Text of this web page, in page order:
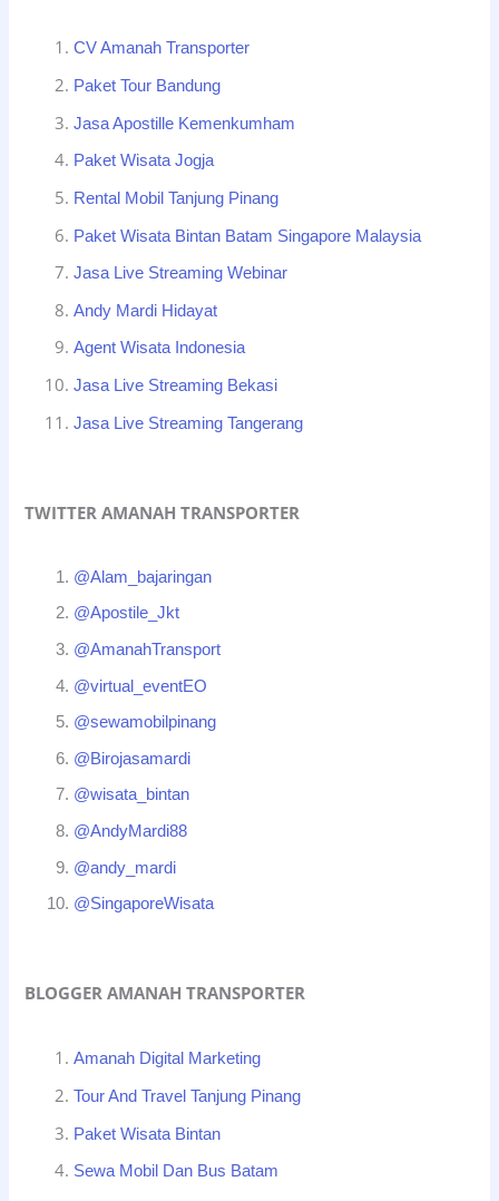
CV Amanah Transporter
Paket Tour Bandung
Jasa Apostille Kemenkumham
Paket Wisata Jogja
Rental Mobil Tanjung Pinang
Paket Wisata Bintan Batam Singapore Malaysia
Jasa Live Streaming Webinar
Andy Mardi Hidayat
Agent Wisata Indonesia
Jasa Live Streaming Bekasi
Jasa Live Streaming Tangerang
TWITTER AMANAH TRANSPORTER
@Alam_bajaringan
@Apostile_Jkt
@AmanahTransport
@virtual_eventEO
@sewamobilpinang
@Birojasamardi
@wisata_bintan
@AndyMardi88
@andy_mardi
@SingaporeWisata
BLOGGER AMANAH TRANSPORTER
Amanah Digital Marketing
Tour And Travel Tanjung Pinang
Paket Wisata Bintan
Sewa Mobil Dan Bus Batam